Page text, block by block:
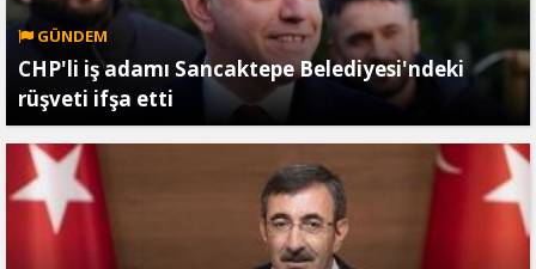
GÜNDEM
CHP'li iş adamı Sancaktepe Belediyesi'ndeki
rüşveti ifşa etti